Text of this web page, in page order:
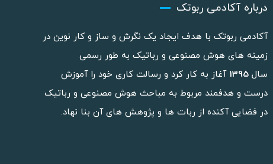
درباره آکادمی ربوتک
آکادمی ربوتک با هدف ایجاد یک نگرش و ساز و کار نوین در
زمینه های هوش مصنوعی و رباتیک به طور رسمی
سال 1395 آغاز به کار کرد و رسالت کاری خود را آموزش
درست و هدفمند مربوط به مباحث هوش مصنوعی و رباتیک
در فضایی آکنده از ربات ها و پژوهش های آن بنا نهاد.